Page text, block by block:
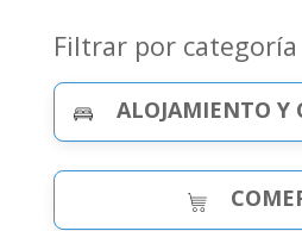
Filtrar por categoría
ALOJAMIENTO Y